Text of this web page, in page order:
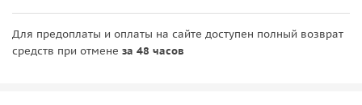
Для предоплаты и оплаты на сайте доступен полный возврат
средств при отмене за 48 часов